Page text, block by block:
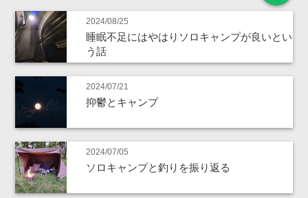
2024/08/25
睡眠不足にはやはりソロキャンプが良いとい
う話
2024/07/21
抑鬱とキャンプ
2024/07/05
ソロキャンプと釣りを振り返る